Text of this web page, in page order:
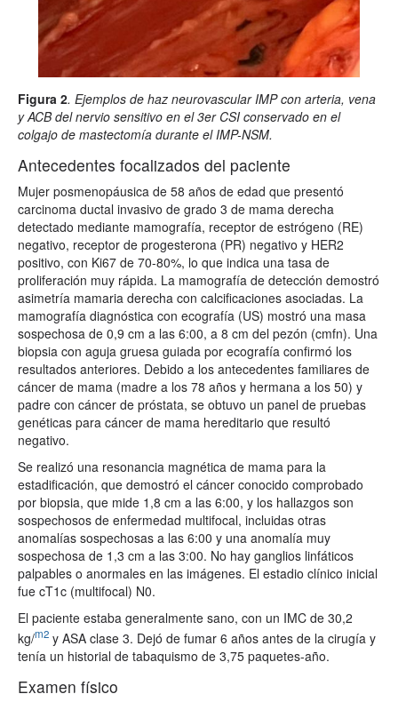
Figura 2. Ejemplos de haz neurovascular IMP con arteria, vena
y ACB del nervio sensitivo en el 3er CSI conservado en el
colgajo de mastectomía durante el IMP-NSM.
Antecedentes focalizados del paciente
Mujer posmenopáusica de 58 años de edad que presentó
carcinoma ductal invasivo de grado 3 de mama derecha
detectado mediante mamografía, receptor de estrógeno (RE)
negativo, receptor de progesterona (PR) negativo y HER2
positivo, con Ki67 de 70-80%, lo que indica una tasa de
proliferación muy rápida. La mamografía de detección demostró
asimetría mamaria derecha con calcificaciones asociadas. La
mamografía diagnóstica con ecografía (US) mostró una masa
sospechosa de 0,9 cm a las 6:00, a 8 cm del pezón (cmfn). Una
biopsia con aguja gruesa guiada por ecografía confirmó los
resultados anteriores. Debido a los antecedentes familiares de
cáncer de mama (madre a los 78 años y hermana a los 50) y
padre con cáncer de próstata, se obtuvo un panel de pruebas
genéticas para cáncer de mama hereditario que resultó
negativo.
Se realizó una resonancia magnética de mama para la
estadificación, que demostró el cáncer conocido comprobado
por biopsia, que mide 1,8 cm a las 6:00, y los hallazgos son
sospechosos de enfermedad multifocal, incluidas otras
anomalías sospechosas a las 6:00 y una anomalía muy
sospechosa de 1,3 cm a las 3:00. No hay ganglios linfáticos
palpables o anormales en las imágenes. El estadio clínico inicial
fue cT1c (multifocal) N0.
El paciente estaba generalmente sano, con un IMC de 30,2
kg/m2 y ASA clase 3. Dejó de fumar 6 años antes de la cirugía y
tenía un historial de tabaquismo de 3,75 paquetes-año.
Examen físico